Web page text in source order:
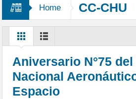
Home CC-CHU
Aniversario N°75
Nacional
Espacio